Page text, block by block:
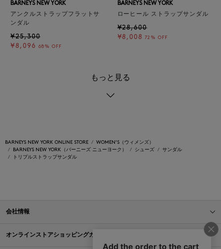
BARNEYS NEW YORK
アンクルストラップフラットサ
ンダル
¥25,300
¥8,096
68% OFF
BARNEYS NEW YORK
ローヒール ストラップサンダル
¥28,600
¥8,008 72% OFF
もっと見る
BARNEYS NEW YORK ONLINE STORE
WOMEN'S（ウィメンズ）
BARNEYS NEW YORK（バーニーズ ニューヨーク）
シューズ
サンダル
トリプルストラップサンダル
会社情報
オンラインストアショッピングガイド